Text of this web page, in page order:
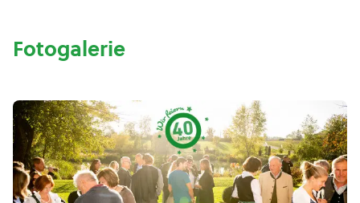
Fotogalerie